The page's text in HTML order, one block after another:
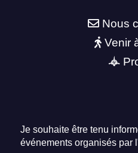
Nous
Venir
Je souhaite être tenu
événements organisés par